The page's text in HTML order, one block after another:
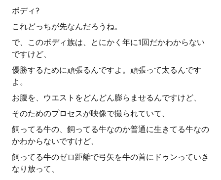
ボディ?
これどっちが先なんだろうね。
で、このボディ族は、とにかく年に1回だかわからない
ですけど、
優勝するために頑張るんですよ。頑張って太るんです
よ。
お腹を、ウエストをどんどん膨らませるんですけど、
そのためのプロセスが映像で撮られていて、
飼ってる牛の、飼ってる牛なのか普通に生きてる牛なの
かわからないですけど、
飼ってる牛のゼロ距離で弓矢を牛の首にドゥンっていき
なり放って、